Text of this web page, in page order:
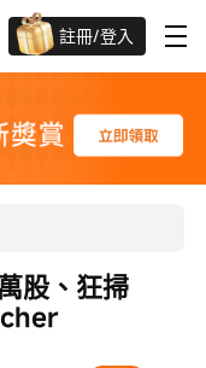
註冊/登入
迎新驚喜賞 股票/BTC等任你揀!
股、狂掃